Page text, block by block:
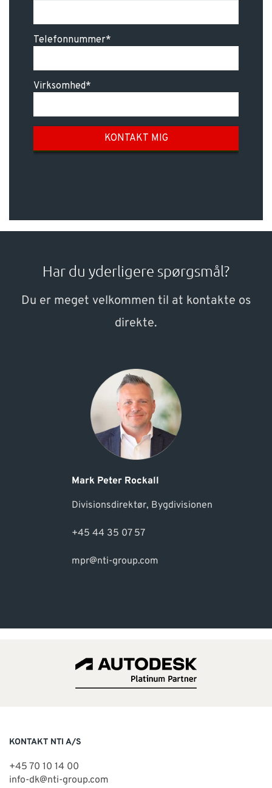
Har du yderligere spørgsmål?
Du er meget velkommen til at kontakte os
direkte.
Mark Peter Rockall
Divisionsdirektør, Bygdivisionen
+45 44 35 07 57
mpr@nti-group.com
KONTAKT NTI A/S
+45 70 10 14 00
info-dk@nti-group.com